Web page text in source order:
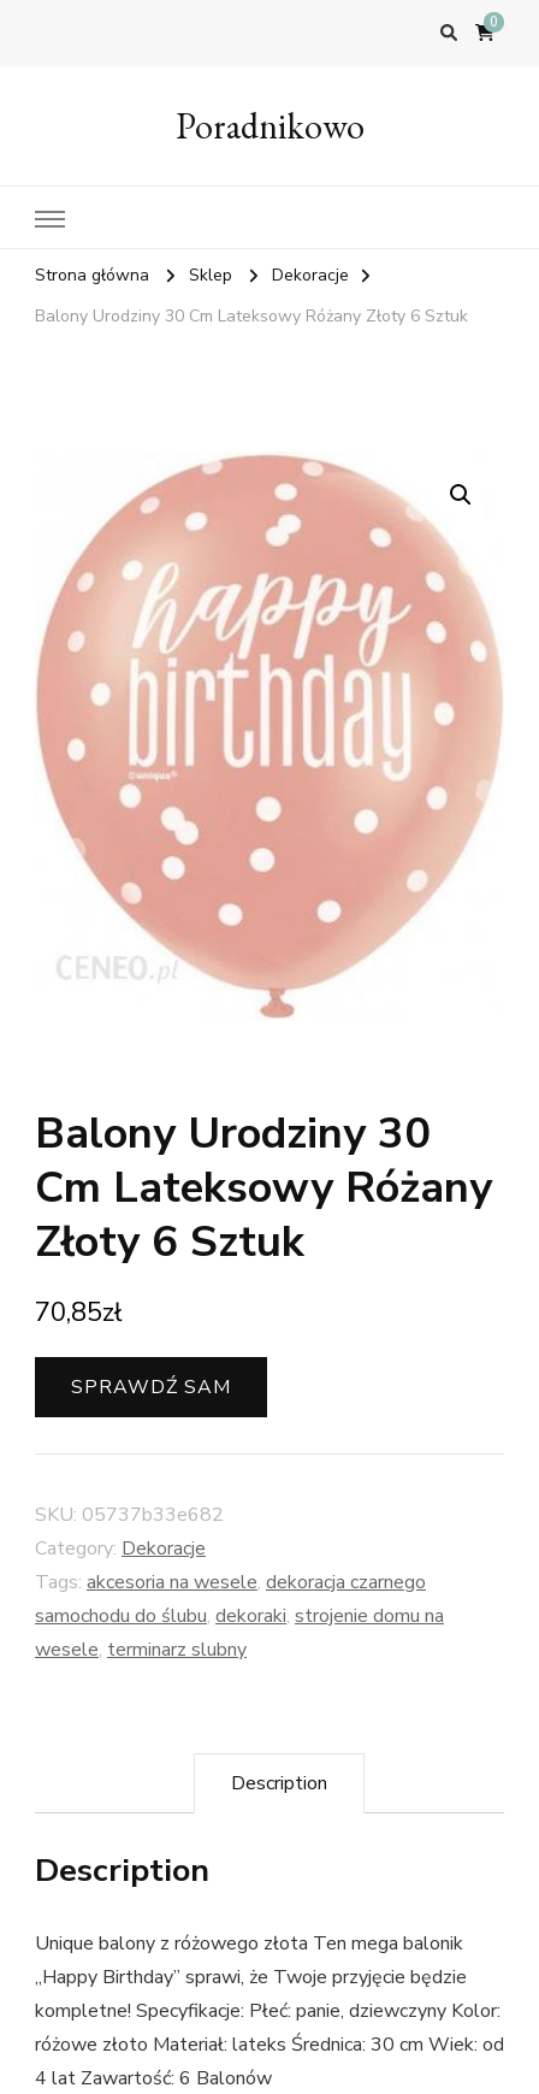
0
Poradnikowo
Strona główna Sklep
Dekoracje
Balony Urodziny 30 Cm Lateksowy Różany Złoty 6 Sztuk
Balony Urodziny 30
Cm Lateksowy Różany
Złoty 6 Sztuk
70,85zł
SPRAWDŹ SAM
SKU: 05737b33e682
Category: Dekoracje
Tags: akcesoria na wesele, dekoracja czarnego
samochodu do ślubu, dekoraki, strojenie domu na
wesele, terminarz slubny
Description
Description
Unique balony z różowego złota Ten mega balonik
„Happy Birthday” sprawi, że Twoje przyjęcie będzie
kompletne! Specyfikacje: Płeć: panie, dziewczyny Kolor:
różowe złoto Materiał: lateks Średnica: 30 cm Wiek: od
4 lat Zawartość: 6 Balonów